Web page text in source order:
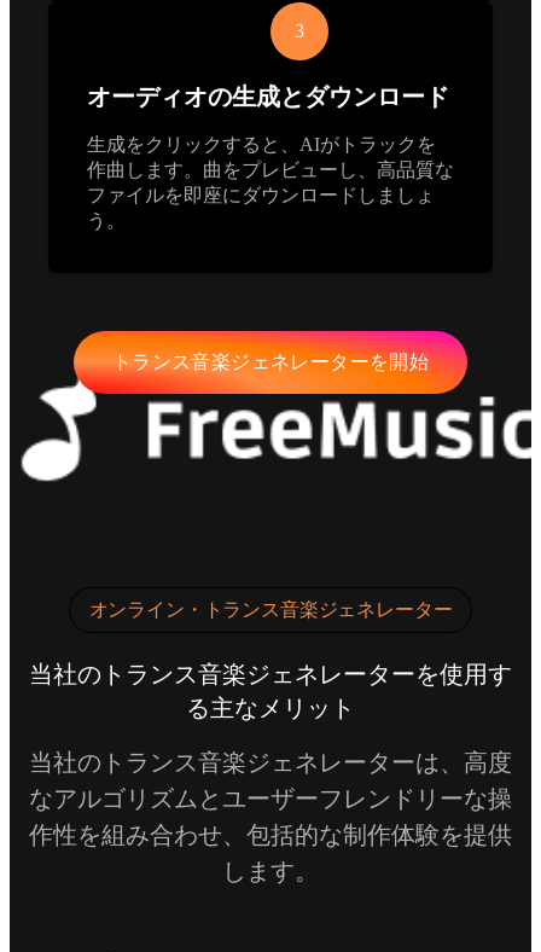
3
オーディオの生成とダウンロード
生成をクリックすると、AIがトラックを
作曲します。曲をプレビューし、高品質な
ファイルを即座にダウンロードしましょ
う。
トランス音楽ジェネレーターを開始
オンライン・トランス音楽ジェネレーター
当社のトランス音楽ジェネレーターを使用す
る主なメリット
当社のトランス音楽ジェネレーターは、高度
なアルゴリズムとユーザーフレンドリーな操
作性を組み合わせ、包括的な制作体験を提供
します。